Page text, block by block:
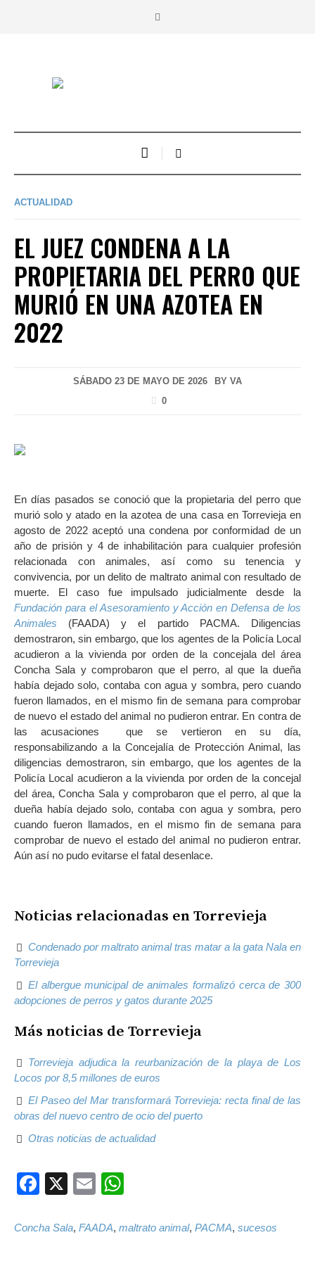
ACTUALIDAD
EL JUEZ CONDENA A LA
PROPIETARIA DEL PERRO QUE
MURIÓ EN UNA AZOTEA EN
2022
SÁBADO 23 DE MAYO DE 2026 BY VA
0
En días pasados se conoció que la propietaria del perro que
murió solo y atado en la azotea de una casa en Torrevieja en
agosto de 2022 aceptó una condena por conformidad de un
año de prisión y 4 de inhabilitación para cualquier profesión
relacionada con animales, así como su tenencia y
convivencia, por un delito de maltrato animal con resultado de
muerte. El caso fue impulsado judicialmente desde la
Fundación para el Asesoramiento y Acción en Defensa de los
Animales (FAADA) y el partido PACMA. Diligencias
demostraron, sin embargo, que los agentes de la Policía Local
acudieron a la vivienda por orden de la concejala del área
Concha Sala y comprobaron que el perro, al que la dueña
había dejado solo, contaba con agua y sombra, pero cuando
fueron llamados, en el mismo fin de semana para comprobar
de nuevo el estado del animal no pudieron entrar. En contra de
las acusaciones que se vertieron en su día,
responsabilizando a la Concejalía de Protección Animal, las
diligencias demostraron, sin embargo, que los agentes de la
Policía Local acudieron a la vivienda por orden de la concejal
del área, Concha Sala y comprobaron que el perro, al que la
dueña había dejado solo, contaba con agua y sombra, pero
cuando fueron llamados, en el mismo fin de semana para
comprobar de nuevo el estado del animal no pudieron entrar.
Aún así no pudo evitarse el fatal desenlace.
Noticias relacionadas en Torrevieja
Condenado por maltrato animal tras matar a la gata Nala en
Torrevieja
El albergue municipal de animales formalizó cerca de 300
adopciones de perros y gatos durante 2025
Más noticias de Torrevieja
Torrevieja adjudica la reurbanización de la playa de Los
Locos por 8,5 millones de euros
El Paseo del Mar transformará Torrevieja: recta final de las
obras del nuevo centro de ocio del puerto
Otras noticias de actualidad
Facebook
X Email
Concha Sala, FAADA, maltrato animal, PACMA, sucesos